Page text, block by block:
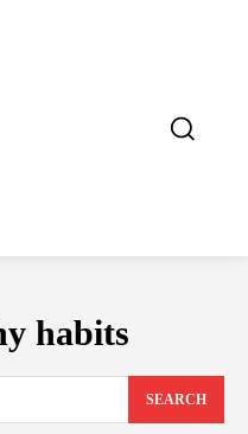
habits
SEARCH